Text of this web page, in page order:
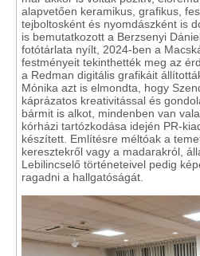
alapvetően keramikus, grafikus,
tejboltosként és nyomdászként is
is bemutatkozott a Berzsenyi
fotótárlata nyílt, 2024-ben a
festményeit tekinthették meg az
a Redman digitális grafikáit
Mónika azt is elmondta, hogy
káprázatos kreativitással és
bármit is alkot, mindenben van
kórházi tartózkodása idején PR-
készített. Említésre méltóak a
keresztekről vagy a madarakról,
Lebilincselő történeteivel pedig
ragadni a hallgatóságát.